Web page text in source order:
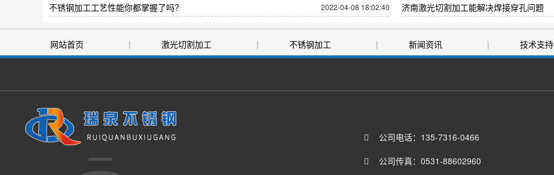
不锈钢加工工艺性能你都掌握了吗? 2022-04-08 18:02:40 济南激光切割加工能解决焊接穿孔问题
网站首页 | 激光切割加工 | 不锈钢加工 | 新闻资讯 | 技术支持
公司电话： 135-7316-0466
公司传真： 0531-88602960